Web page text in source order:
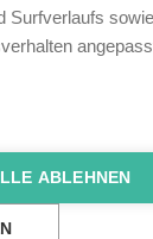
Surfverlaufs
ABLEHNEN